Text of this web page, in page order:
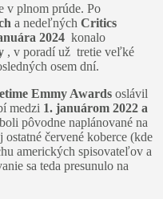
v plnom prúde. Po
a nedeľných Critics
2024 konalo
, v poradí už tretie veľké
osem dní.
Emmy Awards oslávil
medzi 1. januárom 2022 a
pôvodne naplánované na
červené koberce (kde
amerických spisovateľov a
sa teda presunulo na